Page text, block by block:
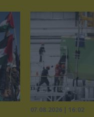
07.08.2026 | 16:02